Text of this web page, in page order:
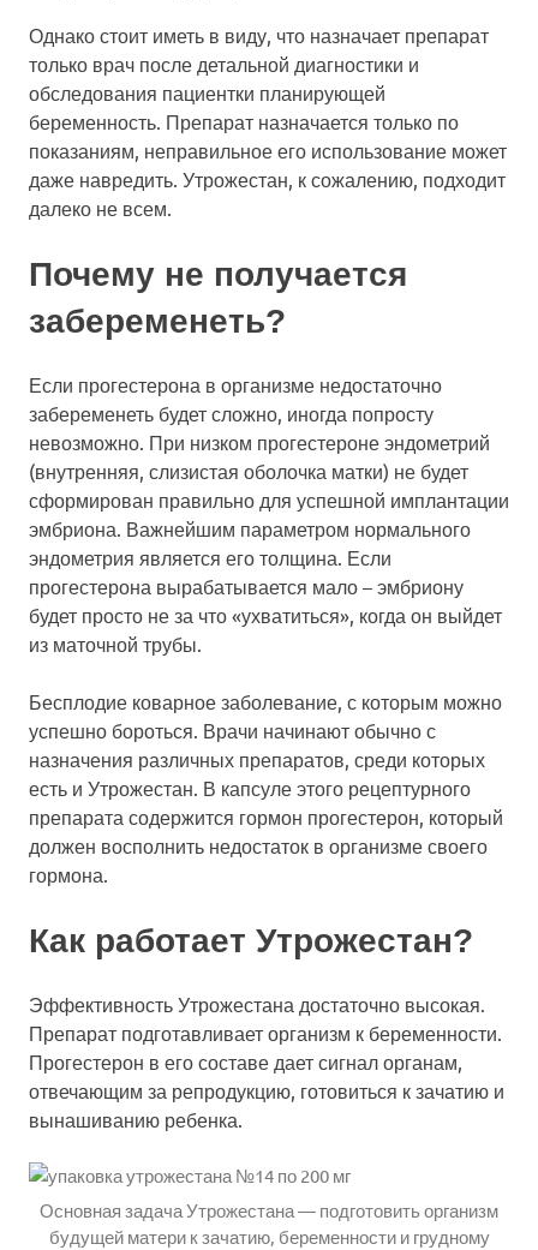
Однако стоит иметь в виду, что назначает препарат
только врач после детальной диагностики и
обследования пациентки планирующей
беременность. Препарат назначается только по
показаниям, неправильное его использование может
даже навредить. Утрожестан, к сожалению, подходит
далеко не всем.
Почему не получается
забеременеть?
Если прогестерона в организме недостаточно
забеременеть будет сложно, иногда попросту
невозможно. При низком прогестероне эндометрий
(внутренняя, слизистая оболочка матки) не будет
сформирован правильно для успешной имплантации
эмбриона. Важнейшим параметром нормального
эндометрия является его толщина. Если
прогестерона вырабатывается мало – эмбриону
будет просто не за что «ухватиться», когда он выйдет
из маточной трубы.
Бесплодие коварное заболевание, с которым можно
успешно бороться. Врачи начинают обычно с
назначения различных препаратов, среди которых
есть и Утрожестан. В капсуле этого рецептурного
препарата содержится гормон прогестерон, который
должен восполнить недостаток в организме своего
гормона.
Как работает Утрожестан?
Эффективность Утрожестана достаточно высокая.
Препарат подготавливает организм к беременности.
Прогестерон в его составе дает сигнал органам,
отвечающим за репродукцию, готовиться к зачатию и
вынашиванию ребенка.
Основная задача Утрожестана — подготовить организм
будущей матери к зачатию, беременности и грудному